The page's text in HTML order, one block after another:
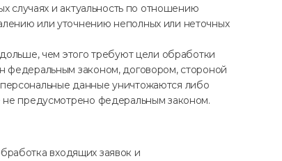
случаях и актуальность по отношению
или уточнению неполных или неточных
чем этого требуют цели обработки
федеральным законом, договором, стороной
данные уничтожаются либо
предусмотрено федеральным законом.
входящих заявок и